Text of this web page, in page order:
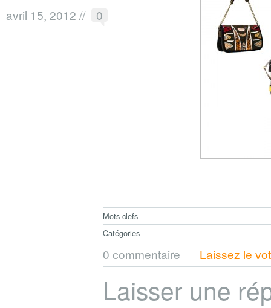
avril 15, 2012 // 0
Mots-clefs
Catégories
0 commentaire Laissez le
Laisser une